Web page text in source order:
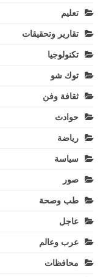
تعليم
تقارير وتحقيقات
تكنولوجيا
توك شو
ثقافة وفن
حوادث
رياضة
سياسة
صور
طب وصحة
عاجل
عرب وعالم
محافظات